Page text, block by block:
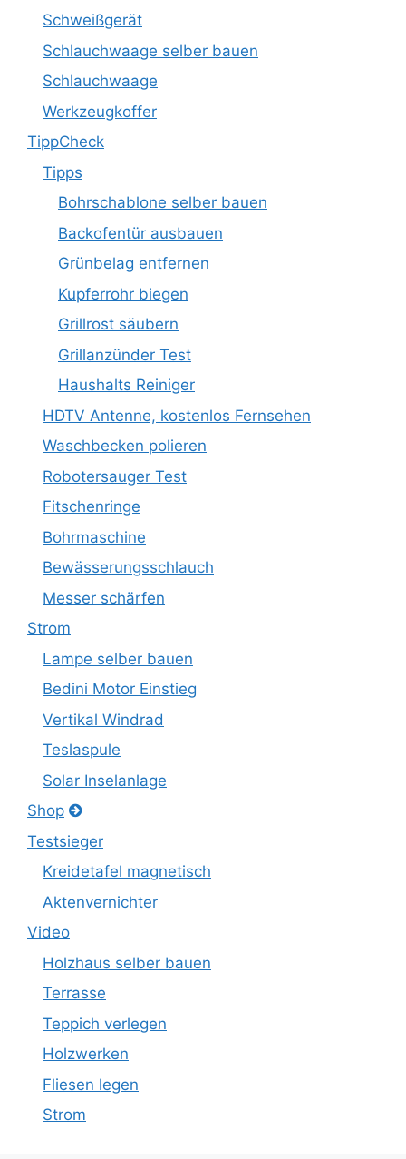
Schweißgerät
Schlauchwaage selber bauen
Schlauchwaage
Werkzeugkoffer
TippCheck
Tipps
Bohrschablone selber bauen
Backofentür ausbauen
Grünbelag entfernen
Kupferrohr biegen
Grillrost säubern
Grillanzünder Test
Haushalts Reiniger
HDTV Antenne, kostenlos Fernsehen
Waschbecken polieren
Robotersauger Test
Fitschenringe
Bohrmaschine
Bewässerungsschlauch
Messer schärfen
Strom
Lampe selber bauen
Bedini Motor Einstieg
Vertikal Windrad
Teslaspule
Solar Inselanlage
Shop
Testsieger
Kreidetafel magnetisch
Aktenvernichter
Video
Holzhaus selber bauen
Terrasse
Teppich verlegen
Holzwerken
Fliesen legen
Strom